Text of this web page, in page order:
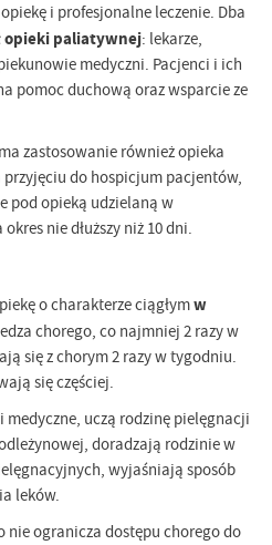
i profesjonalne leczenie. Dba
opieki paliatywnej: lekarze,
medyczni. Pacjenci i ich
pomoc duchową oraz wsparcie ze
zastosowanie również opieka
do hospicjum pacjentów,
pod opieką udzielaną w
nie dłuższy niż 10 dni.
o charakterze ciągłymw
chorego, co najmniej 2 razy w
się z chorym 2 razy w tygodniu.
się częściej.
uczą rodzinę pielęgnacji
doradzają rodzinie w
wyjaśniają sposób
leków.
ogranicza dostępu chorego do